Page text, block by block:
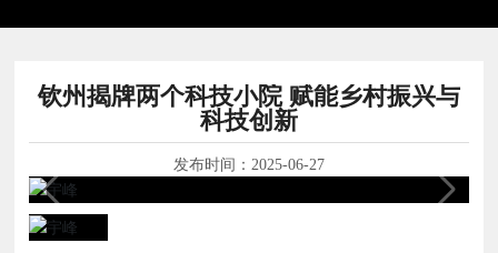
钦州揭牌两个科技小院 赋能乡村振兴与
科技创新
发布时间： 2025-06-27